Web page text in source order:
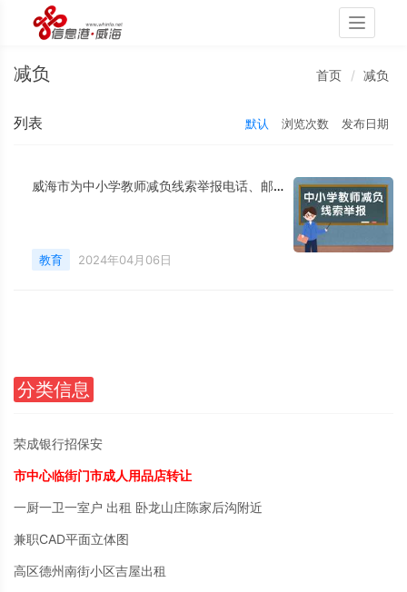
Toggle
减负 首页 减负
列表 默认 浏览次数 发布日期
威海市为中小学教师减负线索举报电话、邮箱公布
教育 2024年04月06日
分类信息
荣成银行招保安
市中心临街门市成人用品店转让
一厨一卫一室户 出租 卧龙山庄陈家后沟附近
兼职CAD平面立体图
高区德州南街小区吉屋出租